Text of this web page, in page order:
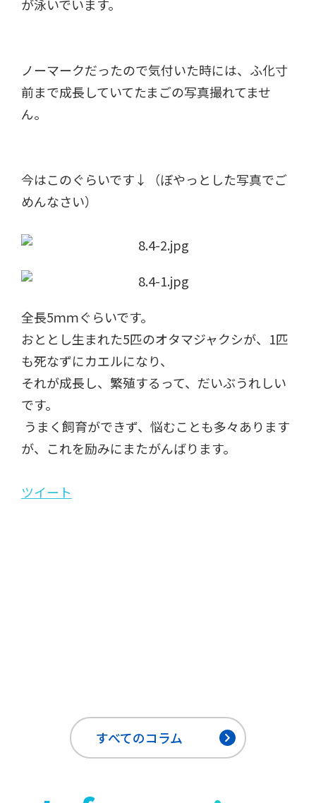
が泳いでいます。
ノーマークだったので気付いた時には、ふ化寸
前まで成長していてたまごの写真撮れてませ
ん。
今はこのぐらいです↓（ぼやっとした写真でご
めんなさい）
全長5ｍｍぐらいです。
おととし生まれた5匹のオタマジャクシが、1匹
も死なずにカエルになり、
それが成長し、繁殖するって、だいぶうれしい
です。
うまく飼育ができず、悩むことも多々あります
が、これを励みにまたがんばります。
ツイート
すべてのコラム